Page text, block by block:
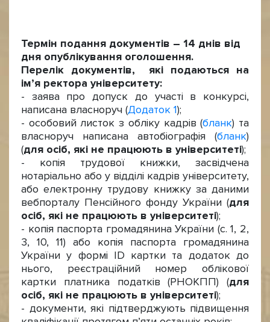
Термін подання документів – 14 днів від
дня опублікування оголошення.
Перелік документів, які подаються на
ім’я ректора університету:
- заява про допуск до участі в конкурсі,
написана власноруч (Додаток 1);
- особовий листок з обліку кадрів (бланк) та
власноруч написана автобіографія (бланк)
(для осіб, які не працюють в університеті);
- копія трудової книжки, засвідчена
нотаріально або у відділі кадрів університету,
або електронну трудову книжку за даними
вебпорталу Пенсійного фонду України (для
осіб, які не працюють в університеті);
- копія паспорта громадянина України (с. 1, 2,
3, 10, 11) або копія паспорта громадянина
України у формі ID картки та додаток до
нього, реєстраційний номер облікової
картки платника податків (РНОКПП) (для
осіб, які не працюють в університеті);
- документи, які підтверджують підвищення